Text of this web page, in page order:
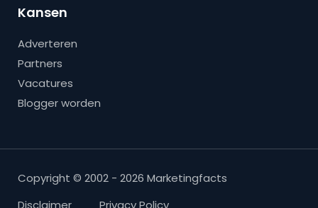
Kansen
Adverteren
Partners
Vacatures
Blogger worden
Copyright © 2002 - 2026 Marketingfacts
Disclaimer
Privacy Policy